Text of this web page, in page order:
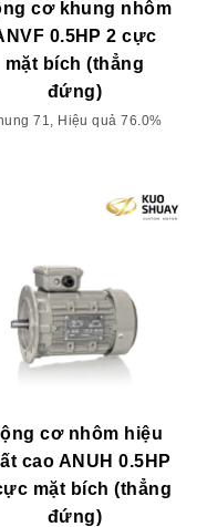
cơ khung nhôm
0.5HP 2 cực
mặt bích (thẳng
đứng)
71, Hiệu quả 76.0%
cơ nhôm hiệu
cao ANUH 0.5HP
mặt bích (thẳng
đứng)